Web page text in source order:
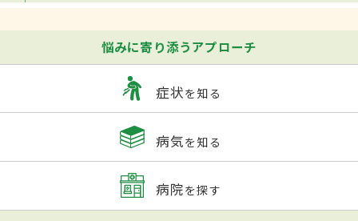
悩みに寄り添うアプローチ
症状を知る
病気を知る
病院を探す